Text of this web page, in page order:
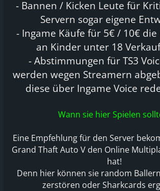
- Bannen / Kicken Leute für
Servern sogar eigene
- Ingame Käufe für 5€ / 10€
an Kinder unter 18
- Abstimmungen für TS3
werden wegen Streamern
diese über Ingame Voice
Wann sie hier Spielen
Eine Empfehlung für den Server
Grand Thaft Auto V den Online
hat!
Denn hier können sie random
zerstören oder Sharkcards